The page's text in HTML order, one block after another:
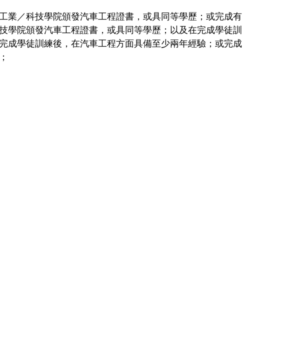
業／科技學院頒發汽車工程證書，或具同等學歷；或完成有
院頒發汽車工程證書，或具同等學歷；以及在完成學徒訓
成學徒訓練後，在汽車工程方面具備至少兩年經驗；或完成